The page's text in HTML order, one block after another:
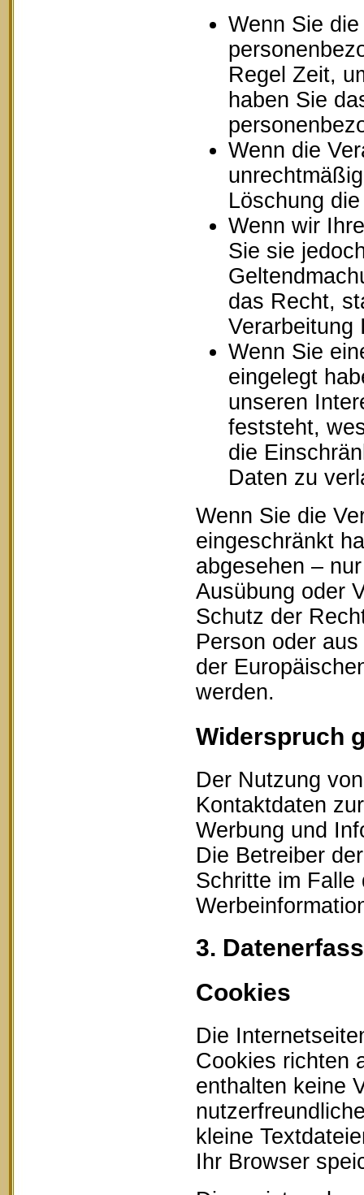
Wenn Sie
Regel Zeit,
haben Sie
Wenn die
Löschung
Wenn wir
Sie sie
das Recht,
Verarbeitung
Wenn Sie
eingelegt
unseren
feststeht,
die
Daten zu
Wenn Sie die
eingeschränkt
abgesehen –
Ausübung oder
Schutz der
Person oder
der
werden.
Widerspruch
Der Nutzung
Kontaktdaten
Werbung und
Die Betreiber
Schritte im Falle
3.
Cookies
Die
Cookies richten
enthalten keine
kleine
Ihr Browser